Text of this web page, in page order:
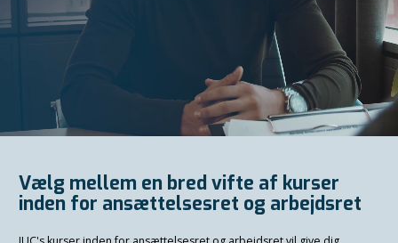
Vælg mellem en bred vifte af kurser
inden for ansættelsesret og arbejdsret